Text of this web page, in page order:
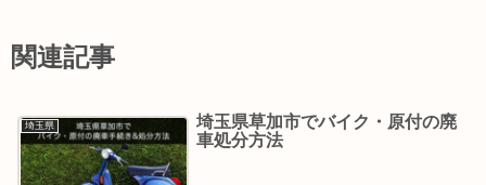
関連記事
埼玉県
埼玉県草加市でバイク・原付の廃
車処分方法